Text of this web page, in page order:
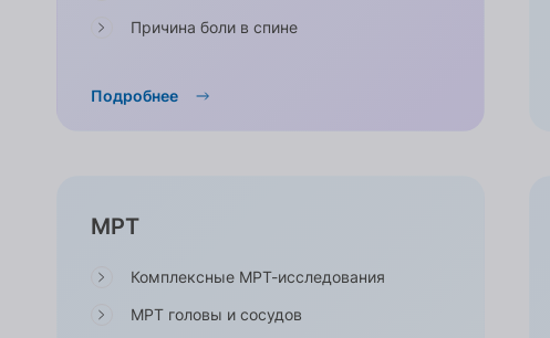
Причина боли в спине
Подробнее
МРТ
Комплексные МРТ-исследования
МРТ головы и сосудов